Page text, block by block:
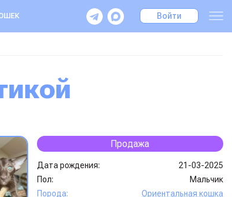
Войти
Продажа
Дата рождения:
21-03-2025
Пол:
Мальчик
Порода:
Ориентальная кошка